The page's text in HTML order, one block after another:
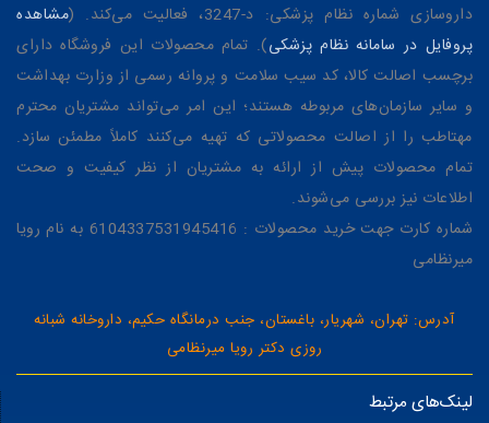
نیاز پوست شما انتخاب پیشنهادی
پوست صورت حساس یا
خشک
اسکراب صورت ملایم با ذرات نرم
پوست چرب و مستعد جوش
اسکراب ملایم مخصوص پوست
روی
پوست بدن زبر و خشک
پوست
اسکراب لایه‌بردار ملایم
داروسازی شماره نظام پزشکی: د-3247، فعالیت می‌کند. (
مشاهده
پروفایل در سامانه نظام پزشکی). تمام محصولات این فروشگاه دارای
برچسب اصالت کالا، کد سیب سلامت و پروانه رسمی از وزارت بهداشت
و سایر سازمان‌های مربوطه هستند؛ این امر می‌تواند مشتریان محترم
مهتاطب را از اصالت محصولاتی که تهیه می‌کنند کاملاً مطمئن سازد.
تمام محصولات پیش از ارائه به مشتریان از نظر کیفیت و صحت
اطلاعات نیز بررسی می‌شوند.
شماره کارت جهت خرید محصولات : 6104337531945416 به نام رویا
میرنظامی
آدرس: تهران، شهریار، باغستان، جنب درمانگاه حکیم، داروخانه شبانه
روزی دکتر رویا میرنظامی
لینک‌های مرتبط